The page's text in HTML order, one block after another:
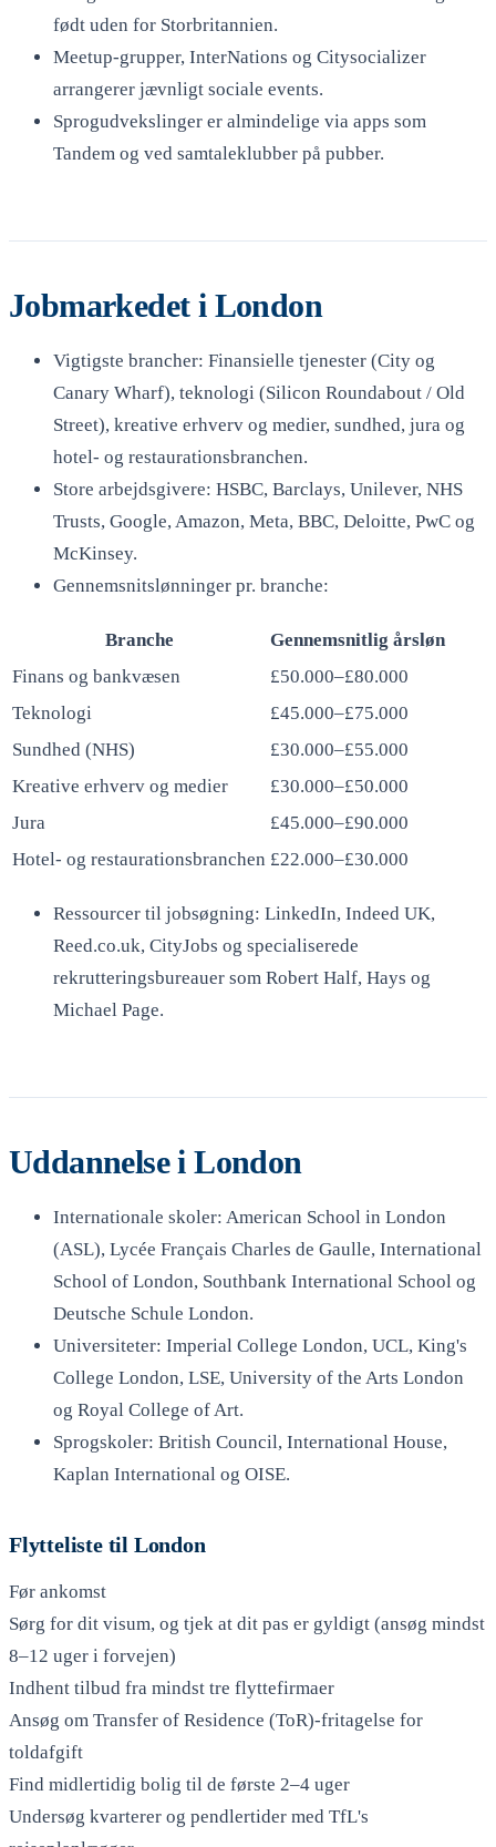
født uden for Storbritannien.
Meetup-grupper, InterNations og Citysocializer
arrangerer jævnligt sociale events.
Sprogudvekslinger er almindelige via apps som
Tandem og ved samtaleklubber på pubber.
Jobmarkedet i London
Vigtigste brancher: Finansielle tjenester (City og
Canary Wharf), teknologi (Silicon Roundabout / Old
Street), kreative erhverv og medier, sundhed, jura og
hotel- og restaurationsbranchen.
Store arbejdsgivere: HSBC, Barclays, Unilever, NHS
Trusts, Google, Amazon, Meta, BBC, Deloitte, PwC og
McKinsey.
Gennemsnitslønninger pr. branche:
Branche
Gennemsnitlig årsløn
Finans og bankvæsen
£50.000–£80.000
Teknologi
£45.000–£75.000
Sundhed (NHS)
£30.000–£55.000
Kreative erhverv og medier
£30.000–£50.000
Jura
£45.000–£90.000
Hotel- og restaurationsbranchen £22.000–£30.000
Ressourcer til jobsøgning: LinkedIn, Indeed UK,
Reed.co.uk, CityJobs og specialiserede
rekrutteringsbureauer som Robert Half, Hays og
Michael Page.
Uddannelse i London
Internationale skoler: American School in London
(ASL), Lycée Français Charles de Gaulle, International
School of London, Southbank International School og
Deutsche Schule London.
Universiteter: Imperial College London, UCL, King's
College London, LSE, University of the Arts London
og Royal College of Art.
Sprogskoler: British Council, International House,
Kaplan International og OISE.
Flytteliste til London
Før ankomst
Sørg for dit visum, og tjek at dit pas er gyldigt (ansøg mindst
8–12 uger i forvejen)
Indhent tilbud fra mindst tre flyttefirmaer
Ansøg om Transfer of Residence (ToR)-fritagelse for
toldafgift
Find midlertidig bolig til de første 2–4 uger
Undersøg kvarterer og pendlertider med TfL's